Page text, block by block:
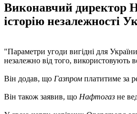
Виконавчий директор
історію незалежності
"Параметри угоди вигідні для
незалежно від того, використовують
Він додав, що Газпром платитиме за
Він також заявив, що Нафтогаз не